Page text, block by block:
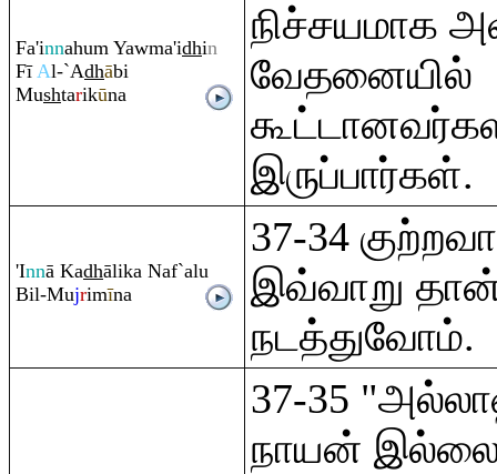
Fa'innahum Yawma'idhin
FīAl-`Adhābi
Mushtarikūna
நிச்சயமாக
வேதனையில்
இருப்பார்கள்.
'Innā Kadhālika Naf`alu
Bil-Mujrimīna
37-34
இவ்வாறு
நடத்துவோம்.
37-35
நாயன்